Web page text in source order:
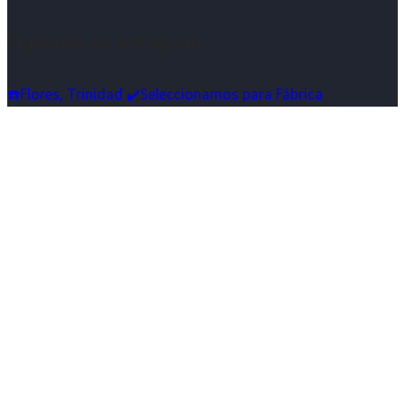
☎️Flores, Trinidad ✔️Seleccionamos para Fábrica